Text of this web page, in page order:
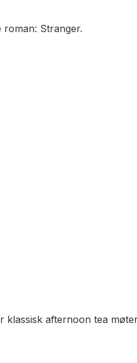
roman: Stranger.
klassisk afternoon tea